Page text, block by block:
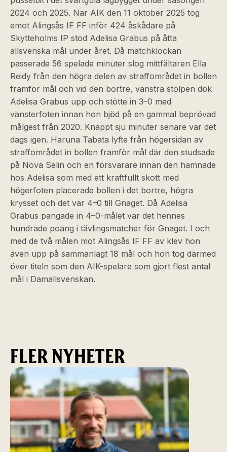
2024 och 2025. När AIK den 11 oktober 2025 tog
emot Alingsås IF FF inför 424 åskådare på
Skytteholms IP stod Adelisa Grabus på åtta
allsvenska mål under året. Då matchklockan
passerade 56 spelade minuter slog mittfältaren Ella
Reidy från den högra delen av straffområdet in bollen
framför mål och vid den bortre, vänstra stolpen dök
Adelisa Grabus upp och stötte in 3–0 med
vänsterfoten innan hon bjöd på en gammal beprövad
målgest från 2020. Knappt sju minuter senare var det
dags igen. Haruna Tabata lyfte från högersidan av
straffområdet in bollen framför mål där den studsade
på Nova Selin och en försvarare innan den hamnade
hos Adelisa som med ett kraftfullt skott med
högerfoten placerade bollen i det bortre, högra
krysset och det var 4–0 till Gnaget. Då Adelisa
Grabus pangade in 4–0-målet var det hennes
hundrade poäng i tävlingsmatcher för Gnaget. I och
med de två målen mot Alingsås IF FF av klev hon
även upp på sammanlagt 18 mål och hon tog därmed
över titeln som den AIK-spelare som gjort flest antal
mål i Damallsvenskan.
FLER NYHETER